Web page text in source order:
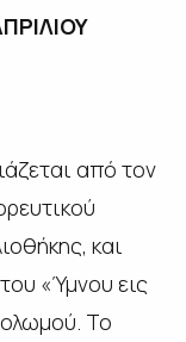
από τον
και
«Ύμνου εις
Το